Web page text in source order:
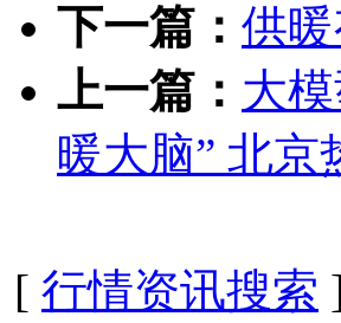
下一篇： 供
上一篇： 大
暖大脑” 北
[ 行情资讯搜索